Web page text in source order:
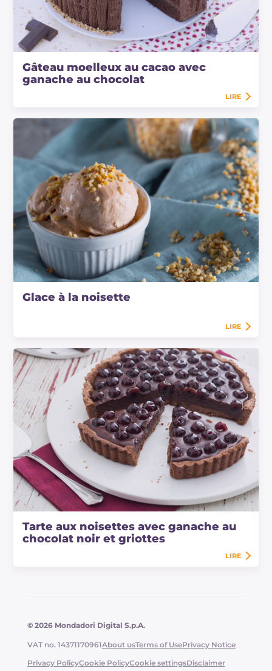
Gâteau moelleux au cacao avec
ganache au chocolat
LIRE
Glace à la noisette
LIRE
Tarte aux noisettes avec ganache au
chocolat noir et griottes
LIRE
© 2026 Mondadori Digital S.p.A.
VAT no. 14371170961About usTerms of UsePrivacy Notice
Privacy PolicyCookie PolicyCookie settingsDisclaimer